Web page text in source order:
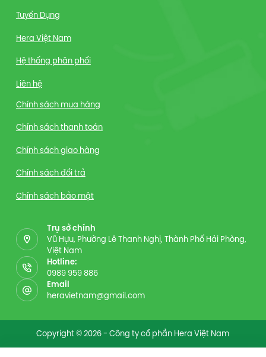
Tuyển Dụng
Hera Việt Nam
Hệ thống phân phối
Liên hệ
Chính sách mua hàng
Chính sách thanh toán
Chính sách giao hàng
Chính sách đổi trả
Chính sách bảo mật
Trụ sở chính
Vũ Hựu, Phường Lê Thanh Nghị, Thành Phố Hải Phòng,
Việt Nam
Hotline:
0989 959 886
Email
heravietnam@gmail.com
Copyright © 2026 - Công ty cổ phần Hera Việt Nam